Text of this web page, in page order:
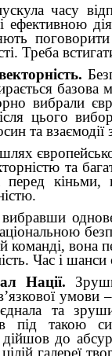
часу
ефективною
Треба
вибрали
цього
та
та
перед
команді,
Час і
Нації.
та
під такою
до
галереї